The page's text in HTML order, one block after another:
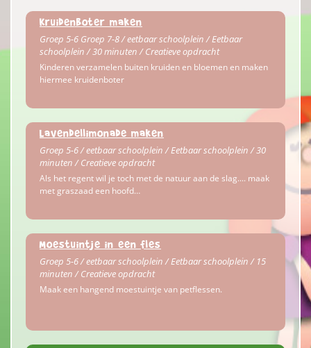
Kruidenboter maken
Groep 5-6 Groep 7-8 / eetbaar schoolplein / Eetbaar
schoolplein / 30 minuten / Creatieve opdracht
Kinderen verzamelen buiten kruiden en bloemen en maken
hiermee kruidenboter
Lavendellimonade maken
Groep 5-6 / eetbaar schoolplein / Eetbaar schoolplein / 30
minuten / Creatieve opdracht
Als het regent wil je toch met de natuur aan de slag.... maak
met graszaad een hoofd…
Moestuintje in een fles
Groep 5-6 / eetbaar schoolplein / Eetbaar schoolplein / 15
minuten / Creatieve opdracht
Maak een hangend moestuintje van petflessen.